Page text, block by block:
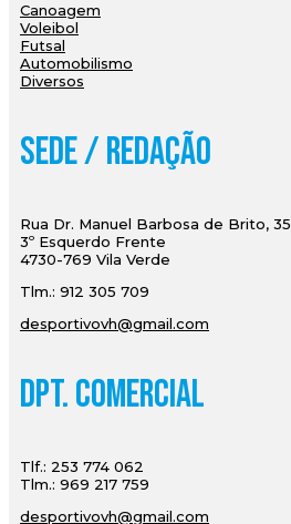
Canoagem
Voleibol
Futsal
Automobilismo
Diversos
Sede / Redação
Rua Dr. Manuel Barbosa de Brito, 35
3º Esquerdo Frente
4730-769 Vila Verde
Tlm.: 912 305 709
desportivovh@gmail.com
Dpt. Comercial
Tlf.: 253 774 062
Tlm.: 969 217 759
desportivovh@gmail.com